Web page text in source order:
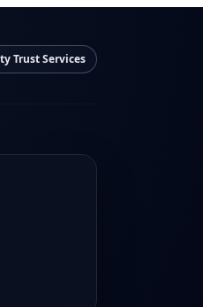
Trust Services